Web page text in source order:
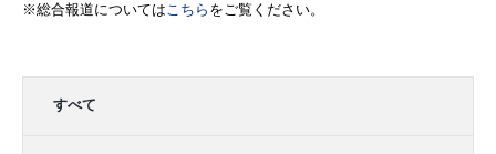
※総合報道についてはこちら をご覧ください。
すべて